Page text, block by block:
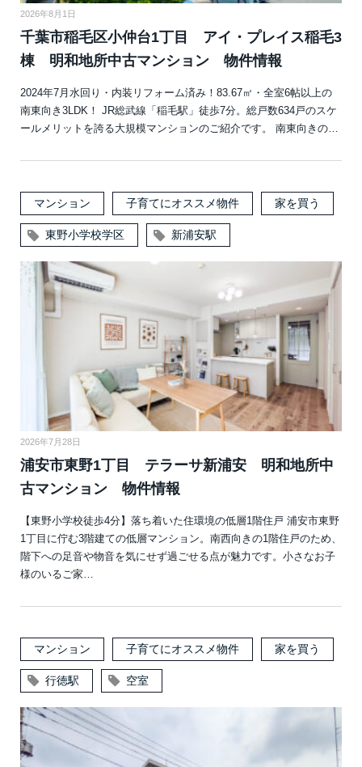
2026年8月1日
千葉市稲毛区小仲台1丁目 アイ・プレイス稲毛3
棟 明和地所中古マンション 物件情報
2024年7月水回り・内装リフォーム済み！83.67㎡・全室6帖以上の
南東向き3LDK！ JR総武線「稲毛駅」徒歩7分。総戸数634戸のスケ
ールメリットを誇る大規模マンションのご紹介です。 南東向きの…
マンション 子育てにオススメ物件 家を買う
東野小学校学区 新浦安駅
2026年7月28日
浦安市東野1丁目 テラーサ新浦安 明和地所中
古マンション 物件情報
【東野小学校徒歩4分】落ち着いた住環境の低層1階住戸 浦安市東野
1丁目に佇む3階建ての低層マンション。南西向きの1階住戸のため、
階下への足音や物音を気にせず過ごせる点が魅力です。小さなお子
様のいるご家…
マンション 子育てにオススメ物件 家を買う
行徳駅 空室